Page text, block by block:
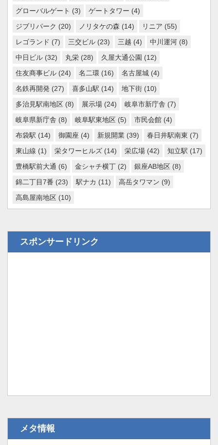
グローバルゲート (3) ゲートタワー (4)
ジブリパーク (20) ノリタケの森 (14) リニア (55)
レゴランド (7) 三交ビル (23) 三越 (4) 中川運河 (8)
中日ビル (32) 丸栄 (28) 久屋大通公園 (12)
住友商事ビル (24) 名二環 (16) 名古屋城 (4)
名鉄再開発 (27) 喜多山駅 (14) 地下街 (10)
多治見駅南地区 (8) 展示場 (24) 岐阜市新庁舎 (7)
岐阜県新庁舎 (8) 岐阜駅東地区 (5) 市民会館 (4)
布袋駅 (14) 御園座 (4) 新規開業 (39) 春日井駅南東 (7)
東山線 (1) 栄タワーヒルズ (14) 栄広場 (42) 知立駅 (17)
豊橋駅前大通 (6) 金シャチ横丁 (2) 銀座AB地区 (8)
錦二丁目7番 (23) 駅ナカ (11) 高岳タワマン (9)
高島屋南地区 (10)
スポンサードリンク
メタ情報